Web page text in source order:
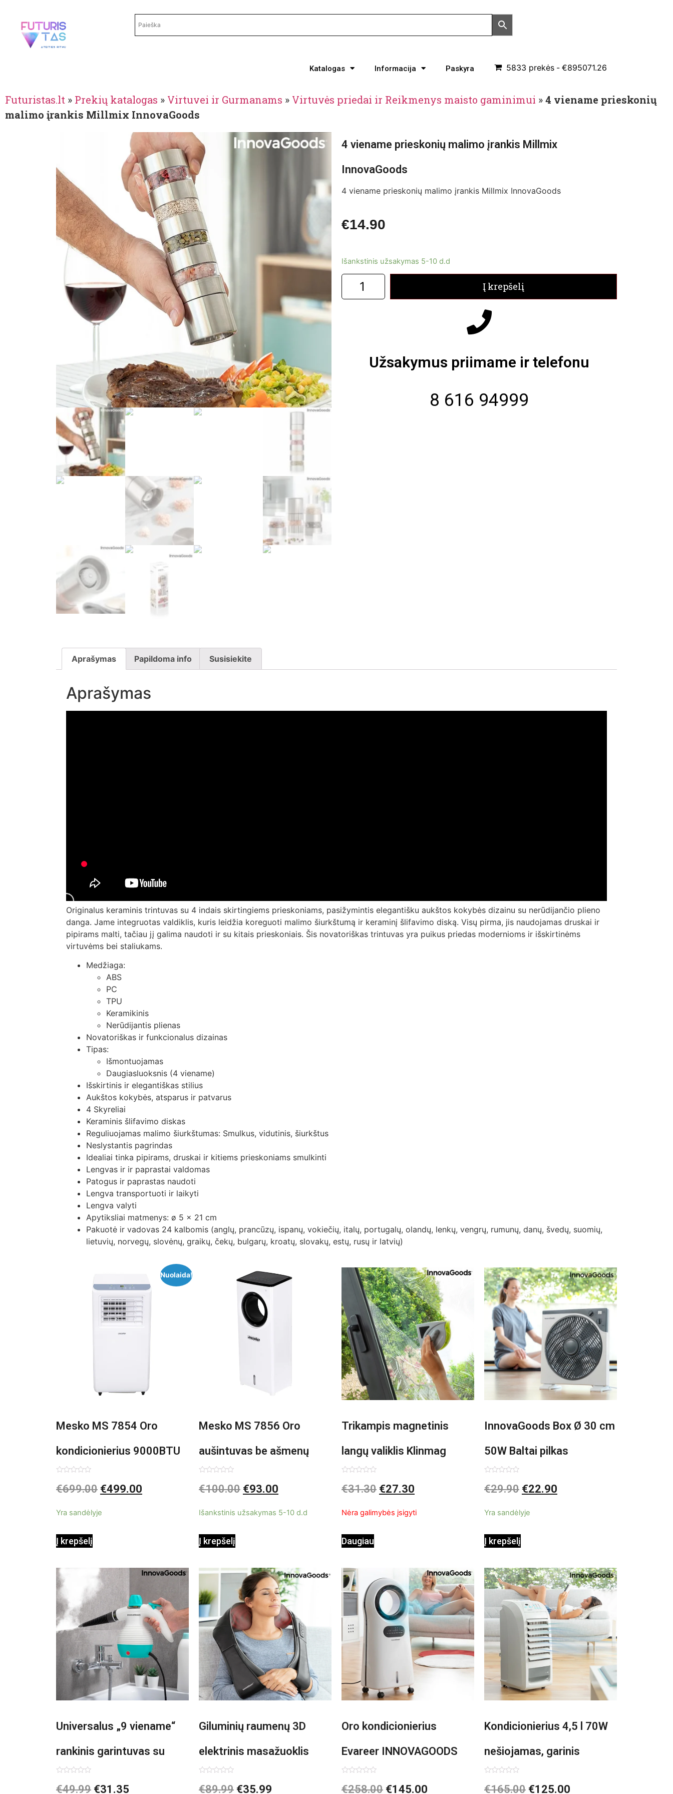
Katalogas Informacija Paskyra 5833 prekės €895071.26
Futuristas.lt » Prekių katalogas » Virtuvei ir Gurmanams » Virtuvės priedai ir Reikmenys maisto gaminimui »4 viename prieskonių
malimo įrankis Millmix InnovaGoods
4 viename prieskonių malimo įrankis Millmix
InnovaGoods
4 viename prieskonių malimo įrankis Millmix InnovaGoods
€14.90
Išankstinis užsakymas 5-10 d.d
Į krepšelį
Užsakymus priimame ir telefonu
8 616 94999
Aprašymas Papildoma info Susisiekite
Aprašymas
Originalus keraminis trintuvas su 4 indais skirtingiems prieskoniams, pasižymintis elegantišku aukštos kokybės dizainu su nerūdijančio plieno
danga. Jame integruotas valdiklis, kuris leidžia koreguoti malimo šiurkštumą ir keraminį šlifavimo diską. Visų pirma, jis naudojamas druskai ir
pipirams malti, tačiau jį galima naudoti ir su kitais prieskoniais. Šis novatoriškas trintuvas yra puikus priedas modernioms ir išskirtinėms
virtuvėms bei staliukams.
Medžiaga:
ABS
PC
TPU
Keramikinis
Nerūdijantis plienas
Novatoriškas ir funkcionalus dizainas
Tipas:
Išmontuojamas
Daugiasluoksnis (4 viename)
Išskirtinis ir elegantiškas stilius
Aukštos kokybės, atsparus ir patvarus
4 Skyreliai
Keraminis šlifavimo diskas
Reguliuojamas malimo šiurkštumas: Smulkus, vidutinis, šiurkštus
Neslystantis pagrindas
Idealiai tinka pipirams, druskai ir kitiems prieskoniams smulkinti
Lengvas ir ir paprastai valdomas
Patogus ir paprastas naudoti
Lengva transportuoti ir laikyti
Lengva valyti
Apytiksliai matmenys: ø 5 x 21 cm
Pakuotė ir vadovas 24 kalbomis (anglų, prancūzų, ispanų, vokiečių, italų, portugalų, olandų, lenkų, vengrų, rumunų, danų, švedų, suomių,
lietuvių, norvegų, slovėnų, graikų, čekų, bulgarų, kroatų, slovakų, estų, rusų ir latvių)
Nuolaida!
Mesko MS 7854 Oro
kondicionierius 9000BTU
0
iš
€699.00 €499.00
Yra sandėlyje
Į krepšelį
Mesko MS 7856 Oro
aušintuvas be ašmenų
3in1
0
iš
€100.00 €93.00
Išankstinis užsakymas 5-10 d.d
Į krepšelį
Trikampis magnetinis
langų valiklis Klinmag
InnovaGoods
0
iš
€31.30 €27.30
Nėra galimybės įsigyti
Daugiau
InnovaGoods Box Ø 30 cm
50W Baltai pilkas
pastatomas ventiliatorius
0
iš
€29.90 €22.90
Yra sandėlyje
Į krepšelį
Universalus „9 viename“
rankinis garintuvas su
priedais Steany
0
€49.99 €31.35
Giluminių raumenų 3D
elektrinis masažuoklis
InnovaGoods Shiatsu
0
€89.99 €35.99
Oro kondicionierius
Evareer INNOVAGOODS
90W mobilus, garinamasis,
0
€258.00 €145.00
Kondicionierius 4,5 l 70W
nešiojamas, garinis
0
€165.00 €125.00